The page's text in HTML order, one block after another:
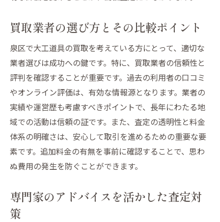
買取業者の選び方とその比較ポイント
泉区で大工道具の買取を考えている方にとって、適切な
業者選びは成功への鍵です。特に、買取業者の信頼性と
評判を確認することが重要です。過去の利用者の口コミ
やオンライン評価は、有効な情報源となります。業者の
実績や運営歴も考慮すべきポイントで、長年にわたる地
域での活動は信頼の証です。また、査定の透明性と料金
体系の明確さは、安心して取引を進めるための重要な要
素です。追加料金の有無を事前に確認することで、思わ
ぬ費用の発生を防ぐことができます。
専門家のアドバイスを活かした査定対
策